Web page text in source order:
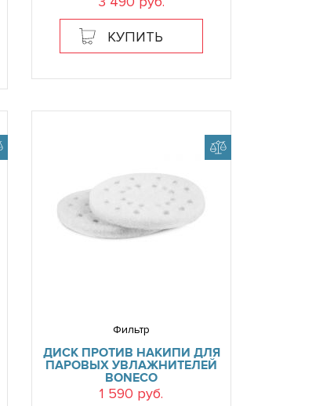
КУПИТЬ
Фильтр
ДИСК ПРОТИВ НАКИПИ ДЛЯ
ПАРОВЫХ УВЛАЖНИТЕЛЕЙ
BONECO
1 590 руб.